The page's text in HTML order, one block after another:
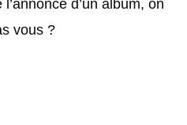
d’un album, on
vous ?